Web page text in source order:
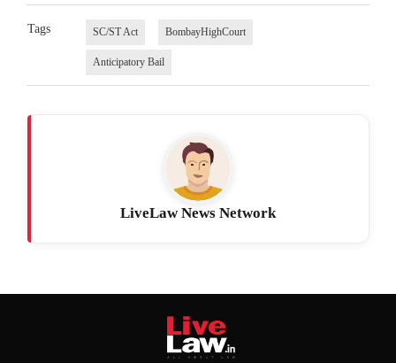
Tags SC/ST Act BombayHighCourt
Anticipatory Bail
LiveLaw News Network